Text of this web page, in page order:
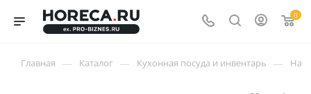
0
Главная — Каталог — Кухонная посуда и инвентарь —